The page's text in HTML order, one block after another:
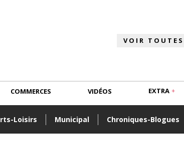
Loisirs Municipal Chroniques-Blogues
COMMERCES VIDÉOS EXTRA